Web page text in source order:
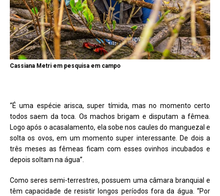
Cassiana Metri em pesquisa em campo
“É uma espécie arisca, super tímida, mas no momento certo
todos saem da toca. Os machos brigam e disputam a fêmea.
Logo após o acasalamento, ela sobe nos caules do manguezal e
solta os ovos, em um momento super interessante. De dois a
três meses as fêmeas ficam com esses ovinhos incubados e
depois soltam na água”.
Como seres semi-terrestres, possuem uma câmara branquial e
têm capacidade de resistir longos períodos fora da água. “Por